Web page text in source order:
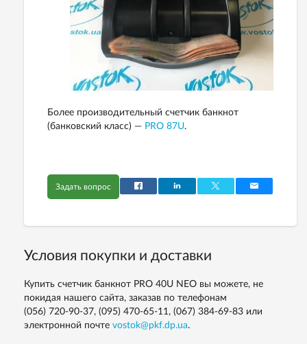
Более производительный счетчик банкнот
(банковский класс) — PRO 87U.
Задать вопрос
Условия покупки и доставки
Купить счетчик банкнот PRO 40U NEO вы можете, не
покидая нашего сайта, заказав по телефонам
(056) 720-90-37, (095) 470-65-11, (067) 384-69-83 или
электронной почте vostok@pkf.dp.ua.